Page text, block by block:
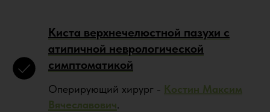
Киста верхнечелюстной пазухи с
атипичной неврологической
симптоматикой
Оперирующий хирург - Костин Максим
Вячеславович.